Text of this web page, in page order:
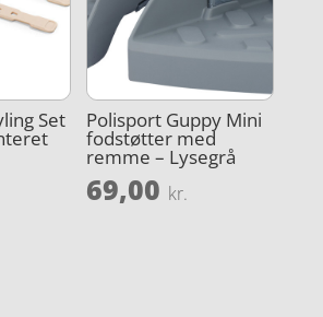
Set Polisport Guppy Mini
fodstøtter med
remme – Lysegrå
69,00 kr.